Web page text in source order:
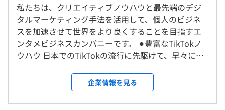
MacBook Pro
24GB ユニファイドメモリ
512GB SSDストレージ を主に個人デバイス用に支給し
ております。
東京本社、および自宅
＜変更範囲＞
会社の定める場所（テレワークをおこなう場所を含む）
受動喫煙防止措置に関する事項
従業員に対する受動喫煙対策：屋内禁煙（ビル内に喫煙室
・完全週休2日制
・夏季休暇（7月〜9月の期間内に3日間取得可能）
・年末年始休暇(12／29～1／3)
研修の有無及び内容
マナー研修、部署理解研修、ビジネス基礎研修など
自己啓発支援の有無及びその内容
メンター制度の有無
なし
キャリアコンサルティング制度の有無及びその内容
私たちは、クリエイティブノウハウと最先端のデジ
タルマーケティング手法を活用して、個人のビジネ
スを加速させて世界をより良くすることを目指すエ
ンタメビジネスカンパニーです。 ⚫︎豊富なTikTokノ
ウハウ 日本でのTikTokの流行に先駆けて、早々に
と、高い交渉力を強みとした代理店機能を有すると
ともに、100%子会社としてTikTok MCNも運営。 現
役TikTokクリエイターによる最新のユーザー動向を
企業情報を見る